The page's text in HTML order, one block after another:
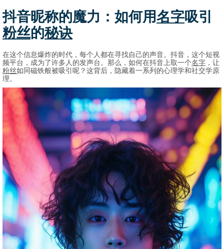
抖音昵称的魔力：如何用名字吸引
粉丝的秘诀
在这个信息爆炸的时代，每个人都在寻找自己的声音。抖音，这个短视
频平台，成为了许多人的发声台。那么，如何在抖音上取一个名字 ，让
粉丝如同磁铁般被吸引呢？这背后，隐藏着一系列的心理学和社交学原
理。